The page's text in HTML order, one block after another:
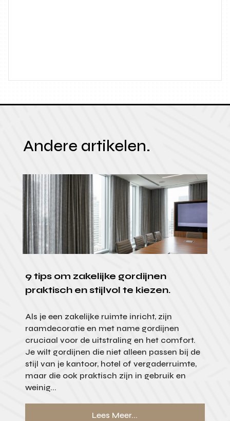
Andere artikelen.
9 tips om zakelijke gordijnen
praktisch en stijlvol te kiezen.
Als je een zakelijke ruimte inricht, zijn
raamdecoratie en met name gordijnen
cruciaal voor de uitstraling en het comfort.
Je wilt gordijnen die niet alleen passen bij de
stijl van je kantoor, hotel of vergaderruimte,
maar die ook praktisch zijn in gebruik en
weinig...
Lees Meer...